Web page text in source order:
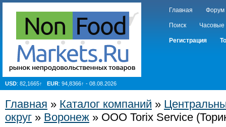
Главная Форум
Поиск Часовые
Регистрация
USD: 82,1665↑ EUR: 94,8366↑ - 08.08.2026
Главная » Каталог компаний »
округ » Воронеж » ООО Torix Service